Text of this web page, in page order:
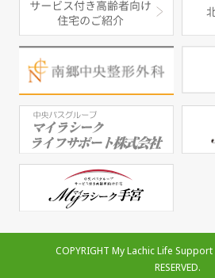
COPYRIGHT My Lachic Life Support
RESERVED.